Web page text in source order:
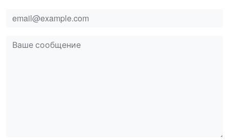
email
msg